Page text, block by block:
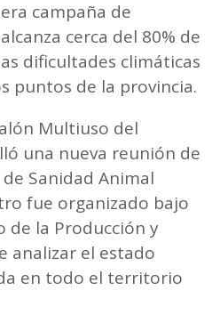
campaña de
cerca del 80% de
dificultades climáticas
puntos de la provincia.
Multiuso del
una nueva reunión de
Sanidad Animal
fue organizado bajo
de la Producción y
analizar el estado
en todo el territorio